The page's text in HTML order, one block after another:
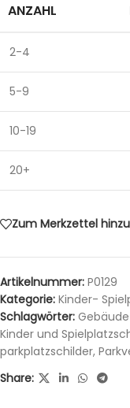
ANZAHL
2-4
5-9
10-19
20+
Zum Merkzettel
Artikelnummer: P0129
Kategorie: Kinder-
Schlagwörter:
Kinder und
parkplatzschilder,
Share: